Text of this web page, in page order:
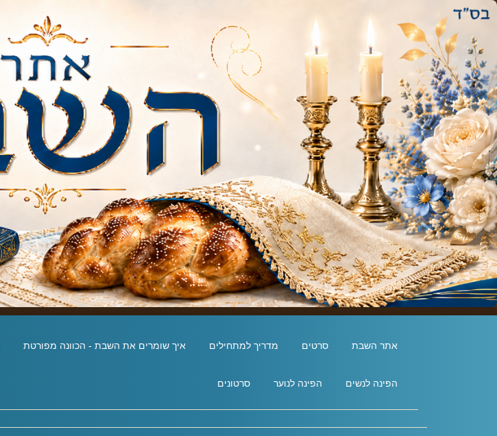
אתר השבת סרטים מדריך למתחילים איך שומרים את השבת - הכוונה מפורטת
הפינה לנשים הפינה לנוער סרטונים